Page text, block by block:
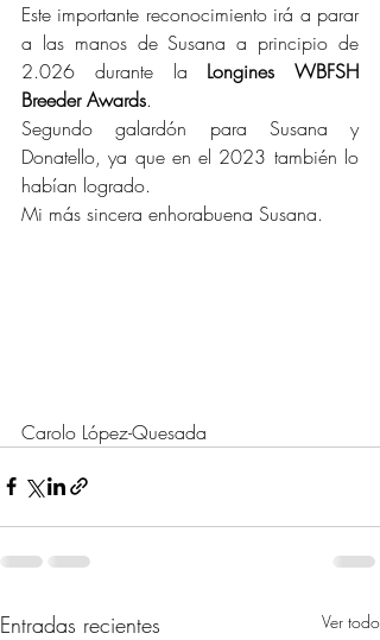
Este importante reconocimiento irá a parar
a las manos de Susana a principio de
2.026 durante la Longines WBFSH
Breeder Awards.
Segundo galardón para Susana y
Donatello, ya que en el 2023 también lo
habían logrado.
Mi más sincera enhorabuena Susana.
Carolo López-Quesada
Entradas recientes Ver todo